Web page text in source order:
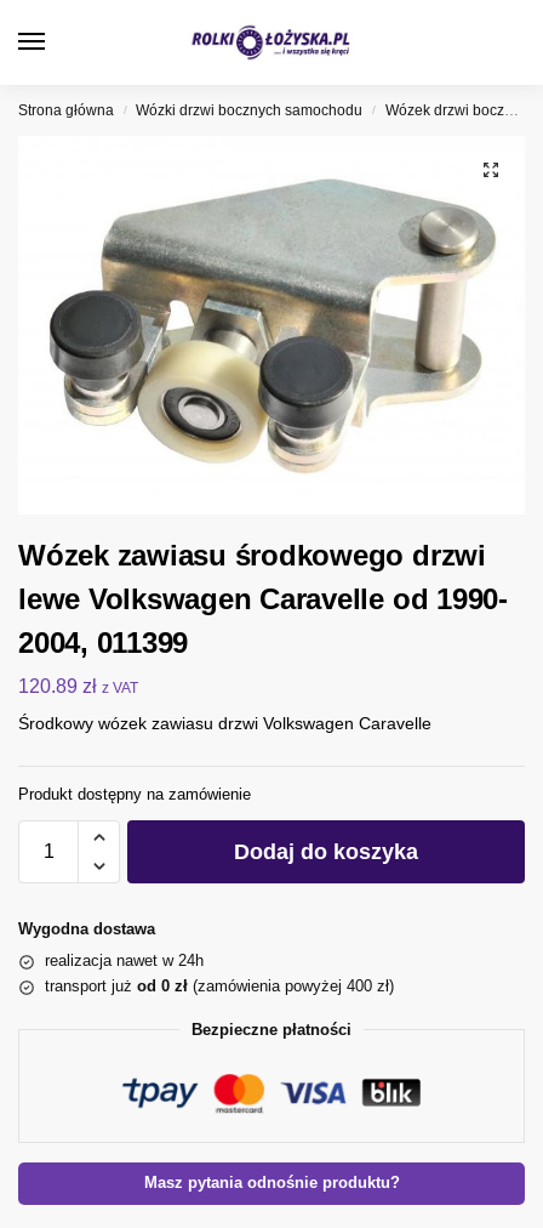
Strona główna / Wózki drzwi bocznych samochodu / Wózek drzwi bocznych Volkswagen
Wózek zawiasu środkowego drzwi
lewe Volkswagen Caravelle od 1990-
2004, 011399
120.89 zł z VAT
Środkowy wózek zawiasu drzwi Volkswagen Caravelle
Produkt dostępny na zamówienie
Dodaj do koszyka
Wygodna dostawa
realizacja nawet w 24h
transport już od 0 zł (zamówienia powyżej 400 zł)
Bezpieczne płatności
Masz pytania odnośnie produktu?